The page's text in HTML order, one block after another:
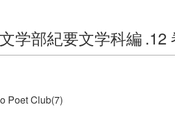
学部紀要文学科編 .12
Poet Club(7)